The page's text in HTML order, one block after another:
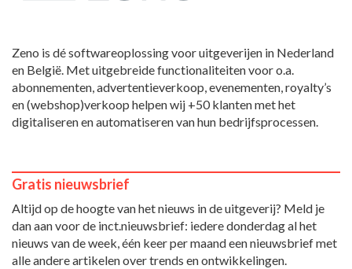
Zeno is dé softwareoplossing voor uitgeverijen in Nederland
en België. Met uitgebreide functionaliteiten voor o.a.
abonnementen, advertentieverkoop, evenementen, royalty’s
en (webshop)verkoop helpen wij +50 klanten met het
digitaliseren en automatiseren van hun bedrijfsprocessen.
Gratis nieuwsbrief
Altijd op de hoogte van het nieuws in de uitgeverij? Meld je
dan aan voor de inct.nieuwsbrief: iedere donderdag al het
nieuws van de week, één keer per maand een nieuwsbrief met
alle andere artikelen over trends en ontwikkelingen.